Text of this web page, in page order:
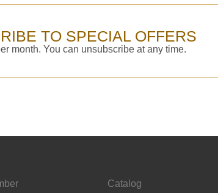
TO SPECIAL OFFERS
month. You can unsubscribe at any time.
Catalog